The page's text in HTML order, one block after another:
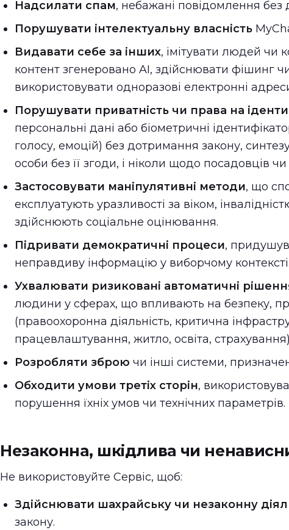
Надсилати спам, небажані повідомлення без
Порушувати інтелектуальну власність
Видавати себе за інших, імітувати людей чи
контент згенеровано AI, здійснювати фішинг
використовувати одноразові електронні
Порушувати приватність чи права на
персональні дані або біометричні
голосу, емоцій) без дотримання закону,
особи без її згоди, і ніколи щодо посадовців
Застосовувати маніпулятивні методи, що
експлуатують уразливості за віком,
здійснюють соціальне оцінювання.
Підривати демократичні процеси,
неправдиву інформацію у виборчому контексті.
Ухвалювати ризиковані автоматичні
людини у сферах, що впливають на безпеку,
(правоохоронна діяльність, критична
працевлаштування, житло, освіта,
Розробляти зброю чи інші системи,
Обходити умови третіх сторін,
порушення їхніх умов чи технічних параметрів.
Незаконна, шкідлива чи
Не використовуйте Сервіс, щоб:
Здійснювати шахрайську чи незаконну
закону.